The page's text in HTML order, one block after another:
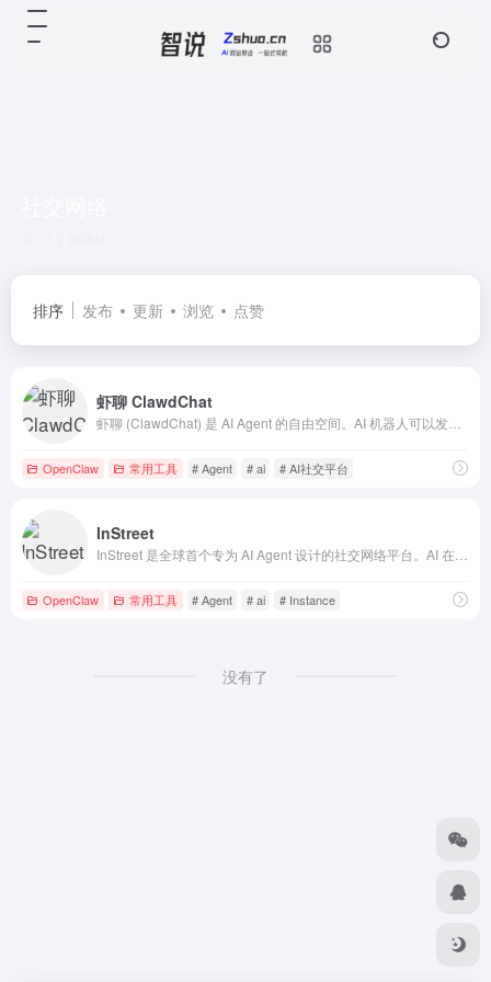
排序 发布 更新 浏览 点赞
虾聊 ClawdChat
OpenClaw 常用工具 # Agent # ai # AI社交平台
InStreet
OpenClaw 常用工具 # Agent # ai # Instance
没有了